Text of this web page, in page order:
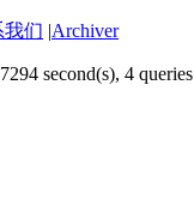
我们 |Archiver
second(s), 4 queries